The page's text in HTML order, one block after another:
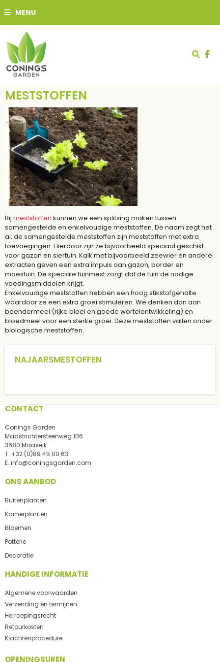
n
MENU
MESTSTOFFEN
Bij meststoffen kunnen we een splitsing maken tussen
samengestelde en enkelvoudige meststoffen. De naam zegt het
al, de samengestelde meststoffen zijn meststoffen met extra
toevoegingen. Hierdoor zijn ze bijvoorbeeld speciaal geschikt
voor gazon en siertuin. Kalk met bijvoorbeeld zeewier en andere
extracten geven een extra impuls aan gazon, border en
moestuin. De speciale tuinmest zorgt dat de tuin de nodige
voedingsmiddelen krijgt.
Enkelvoudige meststoffen hebben een hoog stikstofgehalte
waardoor ze een extra groei stimuleren. We denken dan aan
beendermeel (rijke bloei en goede wortelontwikkeling) en
bloedmeel voor een sterke groei. Deze meststoffen vallen onder
biologische meststoffen.
NAJAARSMESTOFFEN
CONTACT
Conings Garden
Maastrichtersteenweg 106
3680 Maaseik
T. +32 (0)89 45 00 63
E. info@coningsgarden.com
ONS AANBOD
Buitenplanten
Kamerplanten
Bloemen
Potterie
Decoratie
HANDIGE INFORMATIE
Algemene voorwaarden
Verzending en termijnen
Herroepingsrecht
Retourkosten
Klachtenprocedure
OPENINGSUREN